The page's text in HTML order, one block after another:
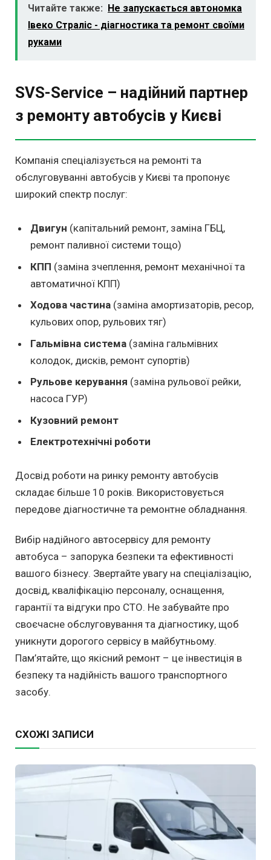
Читайте также: Не запускається автономка
Івеко Страліс - діагностика та ремонт своїми
руками
SVS-Service – надійний партнер
з ремонту автобусів у Києві
Компанія спеціалізується на ремонті та
обслуговуванні автобусів у Києві та пропонує
широкий спектр послуг:
Двигун (капітальний ремонт, заміна ГБЦ,
ремонт паливної системи тощо)
КПП (заміна зчеплення, ремонт механічної та
автоматичної КПП)
Ходова частина (заміна амортизаторів, ресор,
кульових опор, рульових тяг)
Гальмівна система (заміна гальмівних
колодок, дисків, ремонт супортів)
Рульове керування (заміна рульової рейки,
насоса ГУР)
Кузовний ремонт
Електротехнічні роботи
Досвід роботи на ринку ремонту автобусів
складає більше 10 років. Використовується
передове діагностичне та ремонтне обладнання.
Вибір надійного автосервісу для ремонту
автобуса – запорука безпеки та ефективності
вашого бізнесу. Звертайте увагу на спеціалізацію,
досвід, кваліфікацію персоналу, оснащення,
гарантії та відгуки про СТО. Не забувайте про
своєчасне обслуговування та діагностику, щоб
уникнути дорогого сервісу в майбутньому.
Пам’ятайте, що якісний ремонт – це інвестиція в
безпеку та надійність вашого транспортного
засобу.
СХОЖІ ЗАПИСИ